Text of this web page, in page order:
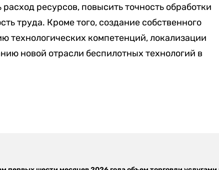
ресурсов, повысить точность обработки
труда. Кроме того, создание собственного
технологических компетенций, локализации
новой отрасли беспилотных технологий в